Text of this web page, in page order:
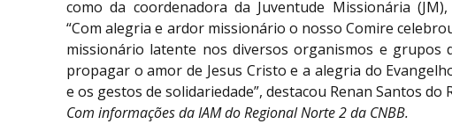
como da coordenadora da Juventude Missionária
“Com alegria e ardor missionário o nosso Comire
missionário latente nos diversos organismos e grupos
propagar o amor de Jesus Cristo e a alegria do
e os gestos de solidariedade”, destacou Renan Santos do
Com informações da IAM do Regional Norte 2 da CNBB.